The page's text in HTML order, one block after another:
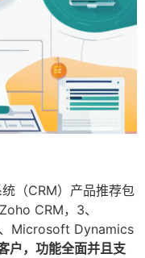
（CRM）产品推荐包
CRM，3、
Microsoft Dynamics
户，功能全面并且支